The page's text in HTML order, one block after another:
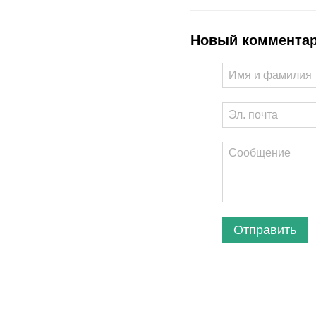
Новый
Отправить